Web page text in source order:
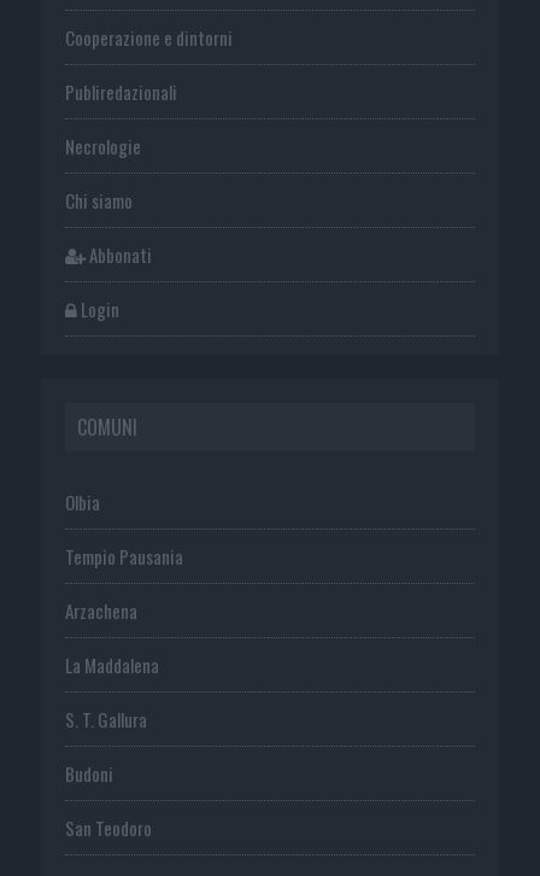
Cooperazione e dintorni
Publiredazionali
Necrologie
Chi siamo
Abbonati
Login
COMUNI
Olbia
Tempio Pausania
Arzachena
La Maddalena
S. T. Gallura
Budoni
San Teodoro